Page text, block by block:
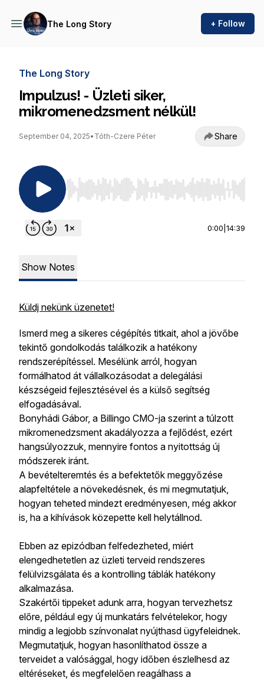
The Long Story + Follow
The Long Story
Impulzus! - Üzleti siker,
mikromenedzsment nélkül!
September 04, 2025• Tóth-Czere Péter Share
Use Left/Right to seek, Home/End to jump to
0:00 14:39
Show Notes
Küldj nekünk üzenetet!
Ismerd meg a sikeres cégépítés titkait, ahol a jövőbe
tekintő gondolkodás találkozik a hatékony
rendszerépítéssel. Mesélünk arról, hogyan
formálhatod át vállalkozásodat a delegálási
készségeid fejlesztésével és a külső segítség
elfogadásával.
Bonyhádi Gábor, a Billingo CMO-ja szerint a túlzott
mikromenedzsment akadályozza a fejlődést, ezért
hangsúlyozzuk, mennyire fontos a nyitottság új
módszerek iránt.
A bevételteremtés és a befektetők meggyőzése
alapfeltétele a növekedésnek, és mi megmutatjuk,
hogyan teheted mindezt eredményesen, még akkor
is, ha a kihívások közepette kell helytállnod.
Ebben az epizódban felfedezheted, miért
elengedhetetlen az üzleti terveid rendszeres
felülvizsgálata és a kontrolling táblák hatékony
alkalmazása.
Szakértői tippeket adunk arra, hogyan tervezhetsz
előre, például egy új munkatárs felvételekor, hogy
mindig a legjobb színvonalat nyújthasd ügyfeleidnek.
Megmutatjuk, hogyan hasonlíthatod össze a
terveidet a valósággal, hogy időben észlelhesd az
eltéréseket, és megfelelően reagálhass a